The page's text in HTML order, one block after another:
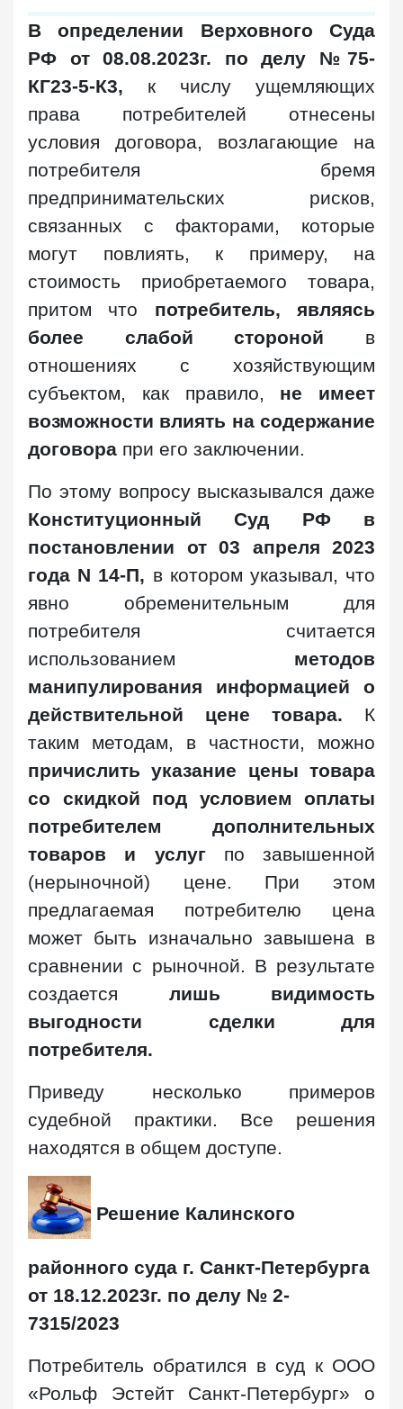
В определении Верховного Суда
РФ от 08.08.2023г. по делу №75-
КГ23-5-К3, к числу ущемляющих
права потребителей отнесены
условия договора, возлагающие на
потребителя бремя
предпринимательских рисков,
связанных с факторами, которые
могут повлиять, к примеру, на
стоимость приобретаемого товара,
притом что потребитель, являясь
более слабой стороной в
отношениях с хозяйствующим
субъектом, как правило, не имеет
возможности влиять на содержание
договора при его заключении.
По этому вопросу высказывался даже
Конституционный Суд РФ в
постановлении от 03 апреля 2023
года N 14-П, в котором указывал, что
явно обременительным для
потребителя считается
использованием методов
манипулирования информацией о
действительной цене товара. К
таким методам, в частности, можно
причислить указание цены товара
со скидкой под условием оплаты
потребителем дополнительных
товаров и услугпо завышенной
(нерыночной) цене. При этом
предлагаемая потребителю цена
может быть изначально завышена в
сравнении с рыночной. В результате
создается лишь видимость
выгодности сделки для
потребителя.
Приведу несколько примеров
судебной практики. Все решения
находятся в общем доступе.
Решение Калинского
районного суда г. Санкт-Петербурга
от 18.12.2023г. по делу № 2-
7315/2023
Потребитель обратился в суд к ООО
«Рольф Эстейт Санкт-Петербург» о